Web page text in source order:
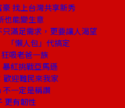
找上台灣共享新秀
也能變生意
滿足需求，更要讓人渴望
「懶人包」代搞定
吸老爸一族
紅挑戰亞馬遜
歡迎難民來我家
一定是稱讚
更有韌性